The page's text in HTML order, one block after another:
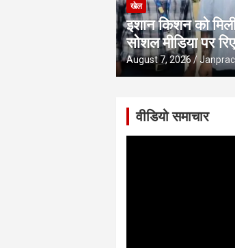
खेल
इशान किशन को
सोशल मीडिया पर
August 7, 2026
वीडियो समाचार